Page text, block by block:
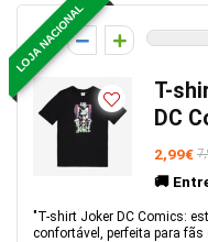
LOJA NACIONAL
0
T-
DC
2,99€
🚚
"T-shirt Joker DC Comics:
confortável, perfeita para